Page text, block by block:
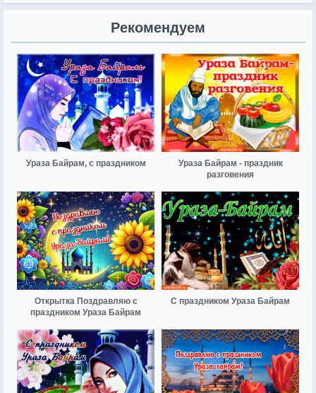
Рекомендуем
Ураза Байрам, с праздником
Ураза Байрам - праздник
разговения
Открытка Поздравляю с
праздником Ураза Байрам
С праздником Ураза Байрам